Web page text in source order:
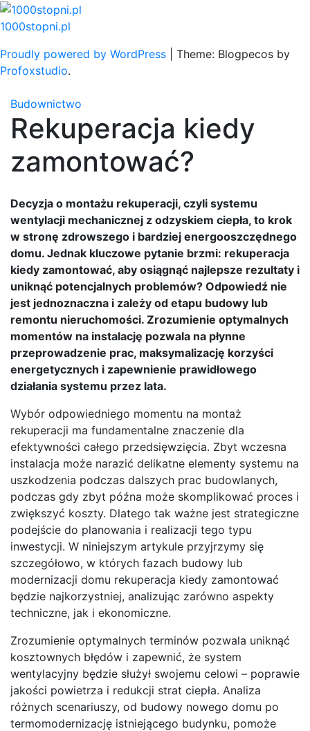
Skip
to
1000stopni.pl
Proudly powered by WordPress
Theme: Blogpecos by
Profoxstudio.
Budownictwo
Rekuperacja kiedy
zamontować?
Decyzja o montażu rekuperacji, czyli systemu
wentylacji mechanicznej z odzyskiem ciepła, to krok
w stronę zdrowszego i bardziej energooszczędnego
domu. Jednak kluczowe pytanie brzmi: rekuperacja
kiedy zamontować, aby osiągnąć najlepsze rezultaty i
uniknąć potencjalnych problemów? Odpowiedź nie
jest jednoznaczna i zależy od etapu budowy lub
remontu nieruchomości. Zrozumienie optymalnych
momentów na instalację pozwala na płynne
przeprowadzenie prac, maksymalizację korzyści
energetycznych i zapewnienie prawidłowego
działania systemu przez lata.
Wybór odpowiedniego momentu na montaż
rekuperacji ma fundamentalne znaczenie dla
efektywności całego przedsięwzięcia. Zbyt wczesna
instalacja może narazić delikatne elementy systemu na
uszkodzenia podczas dalszych prac budowlanych,
podczas gdy zbyt późna może skomplikować proces i
zwiększyć koszty. Dlatego tak ważne jest strategiczne
podejście do planowania i realizacji tego typu
inwestycji. W niniejszym artykule przyjrzymy się
szczegółowo, w których fazach budowy lub
modernizacji domu rekuperacja kiedy zamontować
będzie najkorzystniej, analizując zarówno aspekty
techniczne, jak i ekonomiczne.
Zrozumienie optymalnych terminów pozwala uniknąć
kosztownych błędów i zapewnić, że system
wentylacyjny będzie służył swojemu celowi – poprawie
jakości powietrza i redukcji strat ciepła. Analiza
różnych scenariuszy, od budowy nowego domu po
termomodernizację istniejącego budynku, pomoże